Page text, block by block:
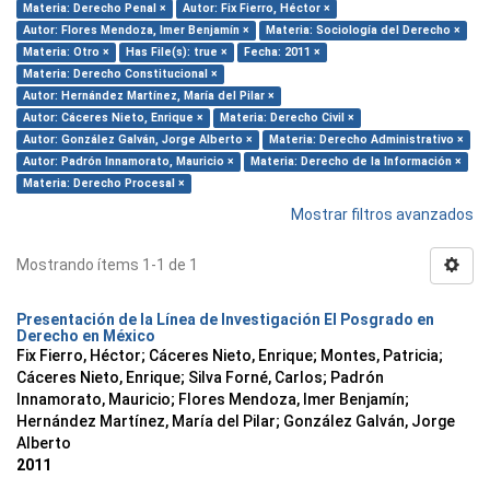
Materia: Derecho Penal ×
Autor: Fix Fierro, Héctor ×
Autor: Flores Mendoza, Imer Benjamín ×
Materia: Sociología del Derecho ×
Materia: Otro ×
Has File(s): true ×
Fecha: 2011 ×
Materia: Derecho Constitucional ×
Autor: Hernández Martínez, María del Pilar ×
Autor: Cáceres Nieto, Enrique ×
Materia: Derecho Civil ×
Autor: González Galván, Jorge Alberto ×
Materia: Derecho Administrativo ×
Autor: Padrón Innamorato, Mauricio ×
Materia: Derecho de la Información ×
Materia: Derecho Procesal ×
Mostrar filtros avanzados
Mostrando ítems 1-1 de 1
Presentación de la Línea de Investigación El Posgrado en
Derecho en México
Fix Fierro, Héctor; Cáceres Nieto, Enrique; Montes, Patricia;
Cáceres Nieto, Enrique; Silva Forné, Carlos; Padrón
Innamorato, Mauricio; Flores Mendoza, Imer Benjamín;
Hernández Martínez, María del Pilar; González Galván, Jorge
Alberto
2011